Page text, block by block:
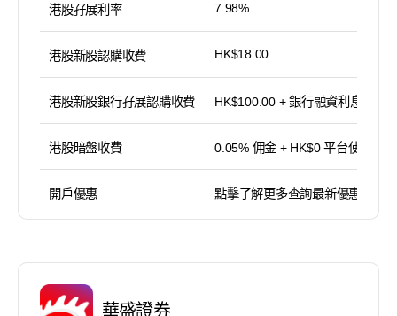
港股孖展利率 7.98%
港股新股認購收費 HK$18.00
港股新股銀行孖展認購收費 HK$100.00 + 銀行融資利息
港股暗盤收費 0.05% 佣金 + HK$0 平台使用費
開戶優惠 點擊了解更多查詢最新優惠
華盛證券